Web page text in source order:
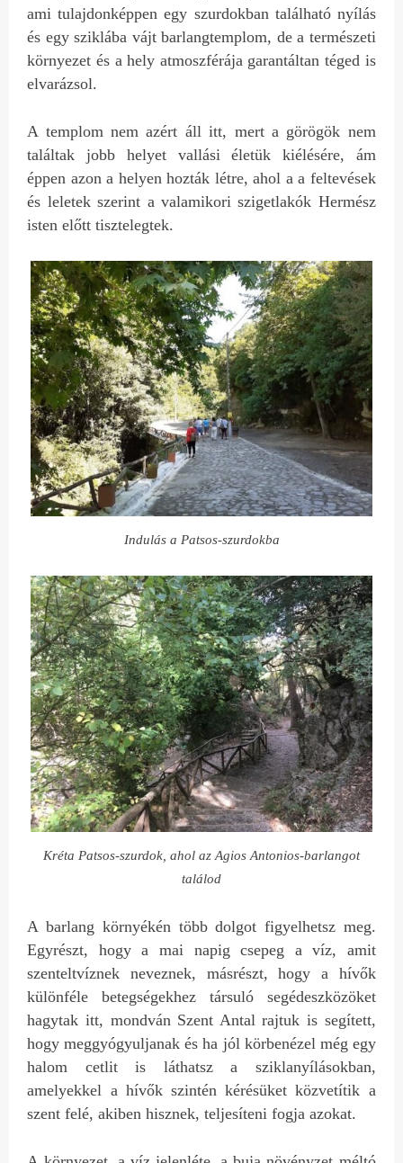
ami tulajdonképpen egy szurdokban található nyílás
és egy sziklába vájt barlangtemplom, de a természeti
környezet és a hely atmoszférája garantáltan téged is
elvarázsol.
A templom nem azért áll itt, mert a görögök nem
találtak jobb helyet vallási életük kiélésére, ám
éppen azon a helyen hozták létre, ahol a a feltevések
és leletek szerint a valamikori szigetlakók Hermész
isten előtt tisztelegtek.
Indulás a Patsos-szurdokba
Kréta Patsos-szurdok, ahol az Agios Antonios-barlangot
találod
A barlang környékén több dolgot figyelhetsz meg.
Egyrészt, hogy a mai napig csepeg a víz, amit
szenteltvíznek neveznek, másrészt, hogy a hívők
különféle betegségekhez társuló segédeszközöket
hagytak itt, mondván Szent Antal rajtuk is segített,
hogy meggyógyuljanak és ha jól körbenézel még egy
halom cetlit is láthatsz a sziklanyílásokban,
amelyekkel a hívők szintén kérésüket közvetítik a
szent felé, akiben hisznek, teljesíteni fogja azokat.